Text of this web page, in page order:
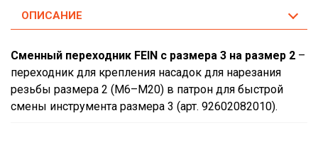
ОПИСАНИЕ
Сменный переходник FEIN с размера 3 на размер 2 –
переходник для крепления насадок для нарезания
резьбы размера 2 (M6–M20) в патрон для быстрой
смены инструмента размера 3 (арт. 92602082010).